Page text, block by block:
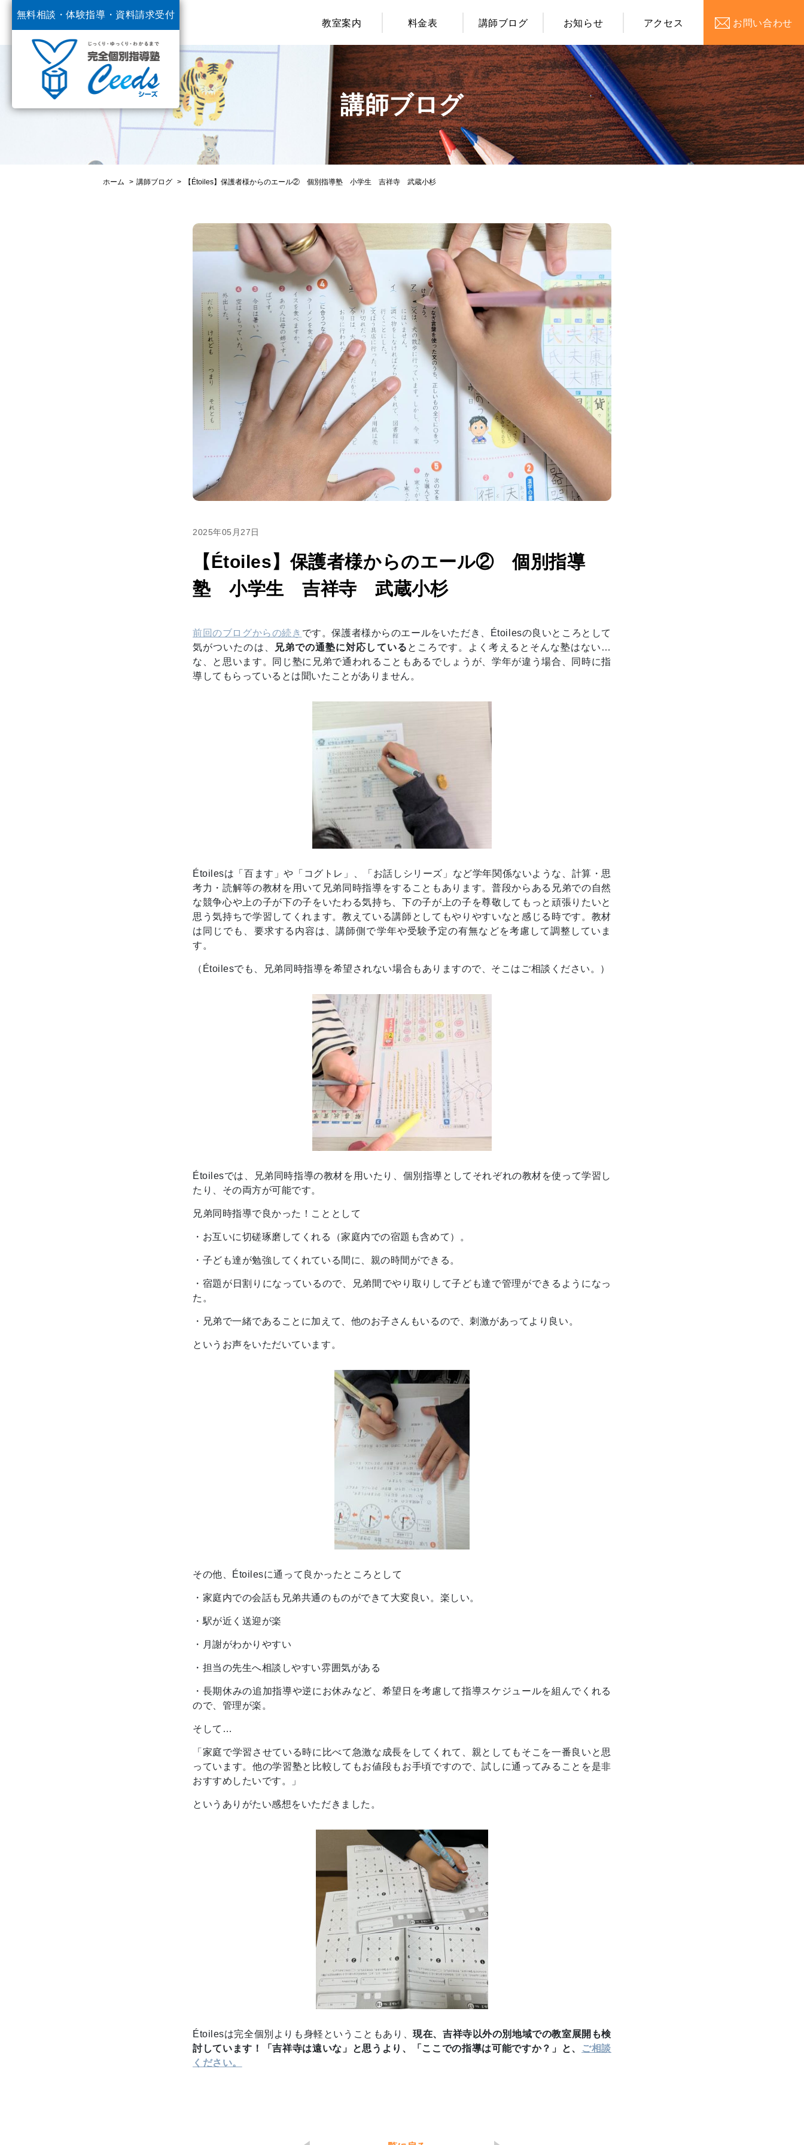
無料相談・体験指導・ 資料請求受付
中
教室案内 料金表 講師ブログ お知らせ アクセス お問い合わせ
講師ブログ
ホーム 講師ブログ 【Étoiles】保護者様からのエール② 個別指導塾 小学生 吉祥寺 武蔵小杉
2025年05月27日
【Étoiles】保護者様からのエール② 個別指導
塾 小学生 吉祥寺 武蔵小杉
前回のブログからの続き です。保護者様からのエールをいただき、Étoilesの良いところとして
気がついたのは、
兄弟での通塾に対応している ところです。よく考えるとそんな塾はない…
な、と思います。同じ塾に兄弟で通われることもあるでしょうが、学年が違う場合、同時に指
導してもらっているとは聞いたことがありません。
Étoilesは「百ます」や「コグトレ」、「お話しシリーズ」など学年関係ないような、計算・思
考力・読解等の教材を用いて兄弟同時指導をすることもあります。普段からある兄弟での自然
な競争心や上の子が下の子をいたわる気持ち、下の子が上の子を尊敬してもっと頑張りたいと
思う気持ちで学習してくれます。教えている講師としてもやりやすいなと感じる時です。教材
は同じでも、要求する内容は、講師側で学年や受験予定の有無などを考慮して調整していま
す。
（Étoilesでも、兄弟同時指導を希望されない場合もありますので、そこはご相談ください。）
Étoilesでは、兄弟同時指導の教材を用いたり、個別指導としてそれぞれの教材を使って学習し
たり、その両方が可能です。
兄弟同時指導で良かった！こととして
・お互いに切磋琢磨してくれる（家庭内での宿題も含めて）。
・子ども達が勉強してくれている間に、親の時間ができる。
・宿題が日割りになっているので、兄弟間でやり取りして子ども達で管理ができるようになっ
た。
・兄弟で一緒であることに加えて、他のお子さんもいるので、刺激があってより良い。
というお声をいただいています。
その他、Étoilesに通って良かったところとして
・家庭内での会話も兄弟共通のものができて大変良い。楽しい。
・駅が近く送迎が楽
・月謝がわかりやすい
・担当の先生へ相談しやすい雰囲気がある
・長期休みの追加指導や逆にお休みなど、希望日を考慮して指導スケジュールを組んでくれる
ので、管理が楽。
そして…
「家庭で学習させている時に比べて急激な成長をしてくれて、親としてもそこを一番良いと思
っています。他の学習塾と比較してもお値段もお手頃ですので、試しに通ってみることを是非
おすすめしたいです。」
というありがたい感想をいただきました。
Étoilesは完全個別よりも身軽ということもあり、現在、吉祥寺以外の別地域での教室展開も検
討しています！「吉祥寺は遠いな」と思うより、「ここでの指導は可能ですか？」と、
ご相談
ください。